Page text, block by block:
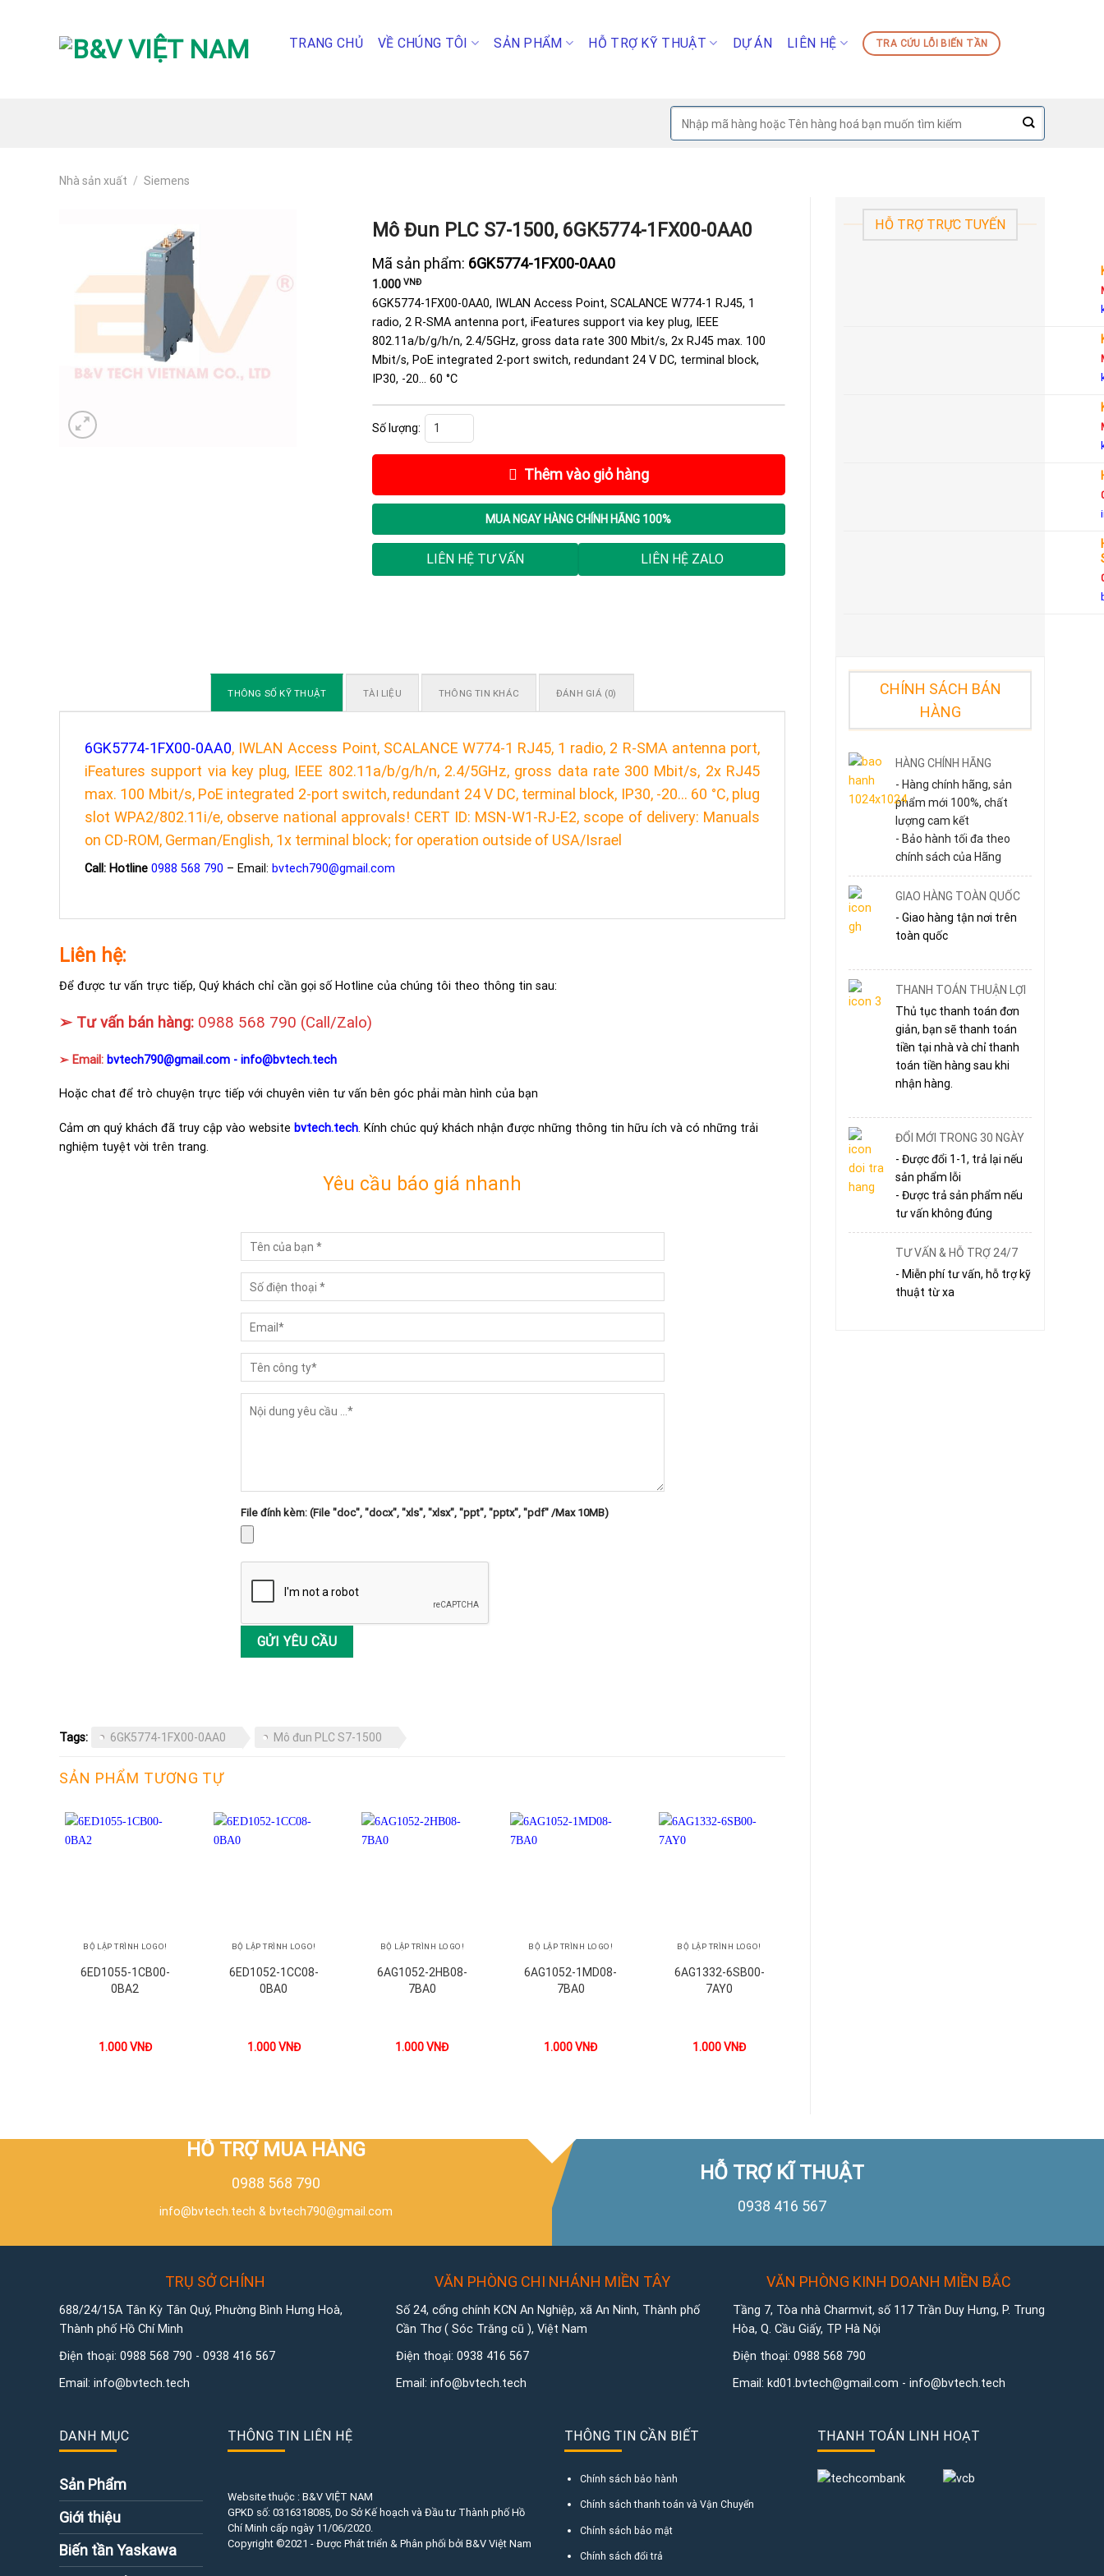
TRANG CHỦ VỀ CHÚNG TÔI SẢN PHẨM HỖ TRỢ KỸ THUẬT DỰ ÁN LIÊN HỆ TRA CỨU LỖI BIẾN TẦN
Tìm
kiếm:
Nhà sản xuất / Siemens
HỖ TRỢ TRỰC TUYẾN
CHÍNH SÁCH BÁN
HÀNG
HÀNG CHÍNH HÃNG
- Hàng chính hãng, sản
phẩm mới 100%, chất
lượng cam kết
- Bảo hành tối đa theo
chính sách của Hãng
GIAO HÀNG TOÀN QUỐC
- Giao hàng tận nơi trên
toàn quốc
THANH TOÁN THUẬN LỢI
Thủ tục thanh toán đơn
giản, bạn sẽ thanh toán
tiền tại nhà và chỉ thanh
toán tiền hàng sau khi
nhận hàng.
ĐỔI MỚI TRONG 30 NGÀY
- Được đổi 1-1, trả lại nếu
sản phẩm lỗi
- Được trả sản phẩm nếu
tư vấn không đúng
TƯ VẤN & HỖ TRỢ 24/7
- Miễn phí tư vấn, hỗ trợ kỹ
thuật từ xa
Mô Đun PLC S7-1500, 6GK5774-1FX00-0AA0
Mã sản phẩm: 6GK5774-1FX00-0AA0
1.000VNĐ
6GK5774-1FX00-0AA0, IWLAN Access Point, SCALANCE W774-1 RJ45, 1
radio, 2 R-SMA antenna port, iFeatures support via key plug, IEEE
802.11a/b/g/h/n, 2.4/5GHz, gross data rate 300 Mbit/s, 2x RJ45 max. 100
Mbit/s, PoE integrated 2-port switch, redundant 24 V DC, terminal block,
IP30, -20… 60 °C
Mô đun PLC S7-1500, 6GK5774-1FX00-0AA0 số lượng
Thêm vào giỏ hàng
MUA NGAY HÀNG CHÍNH HÃNG 100%
LIÊN HỆ TƯ VẤN LIÊN HỆ ZALO
THÔNG SỐ KỸ THUẬT TÀI LIỆU THÔNG TIN KHÁC ĐÁNH GIÁ (0)
6GK5774-1FX00-0AA0, IWLAN Access Point, SCALANCE W774-1 RJ45, 1 radio, 2 R-SMA antenna port,
iFeatures support via key plug, IEEE 802.11a/b/g/h/n, 2.4/5GHz, gross data rate 300 Mbit/s, 2x RJ45
max. 100 Mbit/s, PoE integrated 2-port switch, redundant 24 V DC, terminal block, IP30, -20… 60 °C, plug
slot WPA2/802.11i/e, observe national approvals! CERT ID: MSN-W1-RJ-E2, scope of delivery: Manuals
on CD-ROM, German/English, 1x terminal block; for operation outside of USA/Israel
Call: Hotline 0988 568 790 – Email: bvtech790@gmail.com
Liên hệ:
Để được tư vấn trực tiếp, Quý khách chỉ cần gọi số Hotline của chúng tôi theo thông tin sau:
➢ Tư vấn bán hàng: 0988 568 790 (Call/Zalo)
➢ Email: bvtech790@gmail.com - info@bvtech.tech
Hoặc chat để trò chuyện trực tiếp với chuyên viên tư vấn bên góc phải màn hình của bạn
Cảm ơn quý khách đã truy cập vào website bvtech.tech. Kính chúc quý khách nhận được những thông tin hữu ích và có những trải
nghiệm tuyệt vời trên trang.
Yêu cầu báo giá nhanh
File đính kèm: (File "doc", "docx", "xls", "xlsx", "ppt", "pptx", "pdf" /Max 10MB)
Tags: 6GK5774-1FX00-0AA0 Mô đun PLC S7-1500
SẢN PHẨM TƯƠNG TỰ
BỘ LẬP TRÌNH LOGO!
6ED1055-1CB00-
0BA2
1.000VNĐ
BỘ LẬP TRÌNH LOGO!
6ED1052-1CC08-
0BA0
1.000VNĐ
BỘ LẬP TRÌNH LOGO!
6AG1052-2HB08-
7BA0
1.000VNĐ
BỘ LẬP TRÌNH LOGO!
6AG1052-1MD08-
7BA0
1.000VNĐ
BỘ LẬP TRÌNH LOGO!
6AG1332-6SB00-
7AY0
1.000VNĐ
HỖ TRỢ MUA HÀNG
0988 568 790
info@bvtech.tech & bvtech790@gmail.com
HỖ TRỢ KĨ THUẬT
0938 416 567
TRỤ SỞ CHÍNH
688/24/15A Tân Kỳ Tân Quý, Phường Bình Hưng Hoà,
Thành phố Hồ Chí Minh
Điện thoại: 0988 568 790 - 0938 416 567
Email: info@bvtech.tech
VĂN PHÒNG CHI NHÁNH MIỀN TÂY
Số 24, cổng chính KCN An Nghiệp, xã An Ninh, Thành phố
Cần Thơ ( Sóc Trăng cũ ), Việt Nam
Điện thoại: 0938 416 567
Email: info@bvtech.tech
VĂN PHÒNG KINH DOANH MIỀN BẮC
Tầng 7, Tòa nhà Charmvit, số 117 Trần Duy Hưng, P. Trung
Hòa, Q. Cầu Giấy, TP Hà Nội
Điện thoại: 0988 568 790
Email: kd01.bvtech@gmail.com - info@bvtech.tech
DANH MỤC
Sản Phẩm
Giới thiệu
Biến tần Yaskawa
THÔNG TIN LIÊN HỆ
Website thuộc : B&V VIỆT NAM
GPKD số: 0316318085 , Do Sở Kế hoạch và Đầu tư Thành phố Hồ
Chí Minh cấp ngày 11/06/2020.
Copyright ©2021 - Được Phát triển & Phân phối bởi B&V Việt Nam
THÔNG TIN CẦN BIẾT
Chính sách bảo hành
Chính sách thanh toán và Vận Chuyển
Chính sách bảo mật
Chính sách đổi trả
THANH TOÁN LINH HOẠT